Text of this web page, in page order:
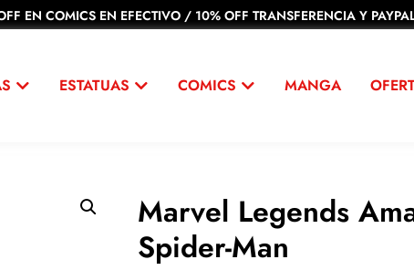
EN COMICS EN EFECTIVO / 10% OFF TRANSFERENCIA Y
ESTATUAS COMICS MANGA
Marvel Legends
Spider-Man